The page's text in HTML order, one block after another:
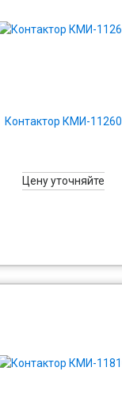
Контактор КМИ-11260
Цену уточняйте